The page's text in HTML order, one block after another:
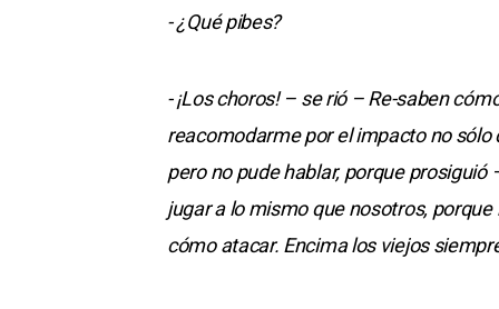
- ¿Qué pibes?
- ¡Los choros! – se rió – Re-saben
reacomodarme por el impacto no sólo
pero no pude hablar, porque
jugar a lo mismo que nosotros,
cómo atacar. Encima los viejos